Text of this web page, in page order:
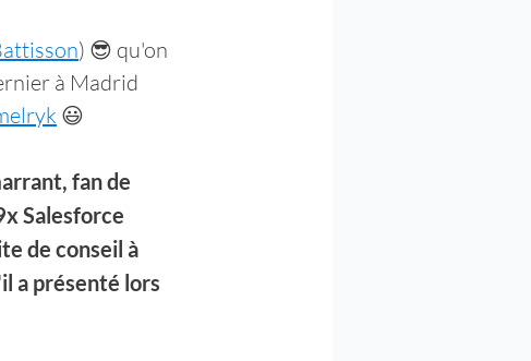
) 😎 qu'on
à Madrid
😃
fan de
Salesforce
de conseil à
a présenté lors